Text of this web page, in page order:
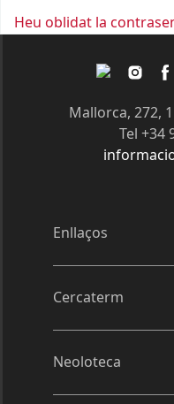
Heu oblidat la
Enllaços
Cercaterm
Neoloteca
Mallorca, 272,
Tel +34